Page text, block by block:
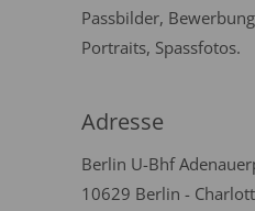
Passbilder,
Portraits, Spassfotos.
Adresse
Berlin U-Bhf
10629 Berlin -